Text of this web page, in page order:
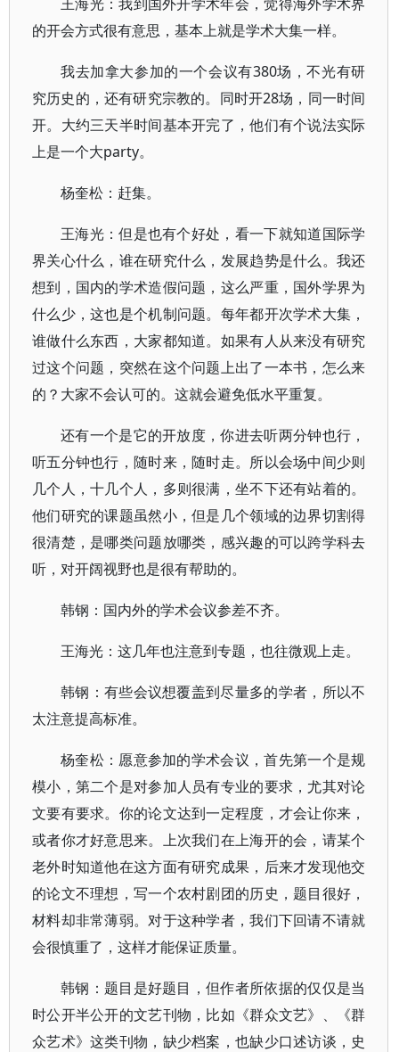
的开会方式很有意思，基本上就是学术大集一样。
我去加拿大参加的一个会议有380场，不光有研
究历史的，还有研究宗教的。同时开28场，同一时间
开。大约三天半时间基本开完了，他们有个说法实际
上是一个大party。
杨奎松：赶集。
王海光：但是也有个好处，看一下就知道国际学
界关心什么，谁在研究什么，发展趋势是什么。我还
想到，国内的学术造假问题，这么严重，国外学界为
什么少，这也是个机制问题。每年都开次学术大集，
谁做什么东西，大家都知道。如果有人从来没有研究
过这个问题，突然在这个问题上出了一本书，怎么来
的？大家不会认可的。这就会避免低水平重复。
还有一个是它的开放度，你进去听两分钟也行，
听五分钟也行，随时来，随时走。所以会场中间少则
几个人，十几个人，多则很满，坐不下还有站着的。
他们研究的课题虽然小，但是几个领域的边界切割得
很清楚，是哪类问题放哪类，感兴趣的可以跨学科去
听，对开阔视野也是很有帮助的。
韩钢：国内外的学术会议参差不齐。
王海光：这几年也注意到专题，也往微观上走。
韩钢：有些会议想覆盖到尽量多的学者，所以不
太注意提高标准。
杨奎松：愿意参加的学术会议，首先第一个是规
模小，第二个是对参加人员有专业的要求，尤其对论
文要有要求。你的论文达到一定程度，才会让你来，
或者你才好意思来。上次我们在上海开的会，请某个
老外时知道他在这方面有研究成果，后来才发现他交
的论文不理想，写一个农村剧团的历史，题目很好，
材料却非常薄弱。对于这种学者，我们下回请不请就
会很慎重了，这样才能保证质量。
韩钢：题目是好题目，但作者所依据的仅仅是当
时公开半公开的文艺刊物，比如《群众文艺》、《群
众艺术》这类刊物，缺少档案，也缺少口述访谈，史